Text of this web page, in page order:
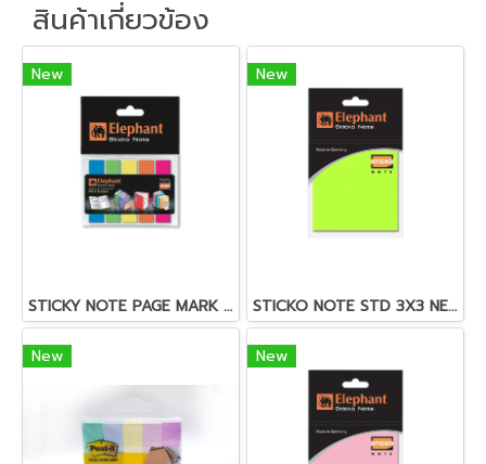
สินค้าเกี่ยวข้อง
New
STICKY NOTE PAGE MARK FILMINDEX (OPP)
New
STICKO NOTE STD 3X3 NEON (OPP) 40 SH
New New